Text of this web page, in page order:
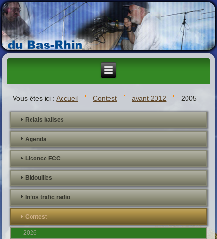
Vous êtes ici :Accueil Contest avant 2012 2005
Relais balises
Agenda
Licence FCC
Bidouilles
Infos trafic radio
Contest
2026